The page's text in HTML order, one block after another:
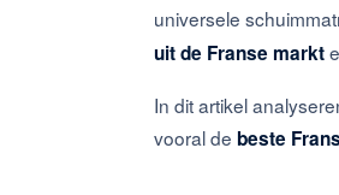
universele
uit de Franse markt
In dit artikel
vooral de beste